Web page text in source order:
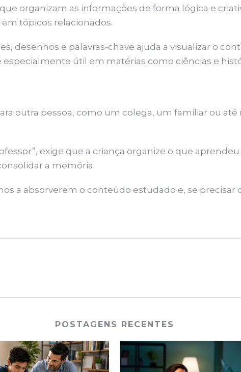
organizam as informações de forma lógica e
tópicos relacionados.
desenhos e palavras-chave ajuda a visualizar o
especialmente útil em matérias como ciências e
outra pessoa, como um colega, um familiar ou
exige que a criança organize o que
a memória.
a absorverem o conteúdo estudado e, se precisar
POSTAGENS RECENTES